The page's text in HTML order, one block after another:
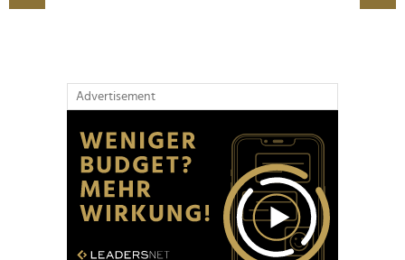
weiteren Daten zusammen, die Sie ihnen bereitgestellt
Advertisement